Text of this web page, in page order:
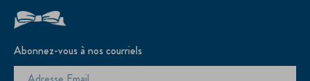
Abonnez-vous à nos courriels